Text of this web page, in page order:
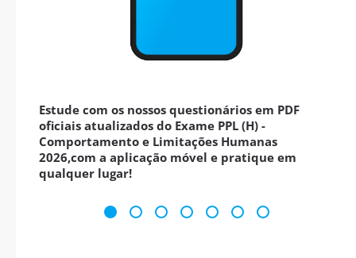
Estude com os nossos questionários em PDF
oficiais atualizados do Exame PPL (H) -
Comportamento e Limitações Humanas
2026,com a aplicação móvel e pratique em
qualquer lugar!